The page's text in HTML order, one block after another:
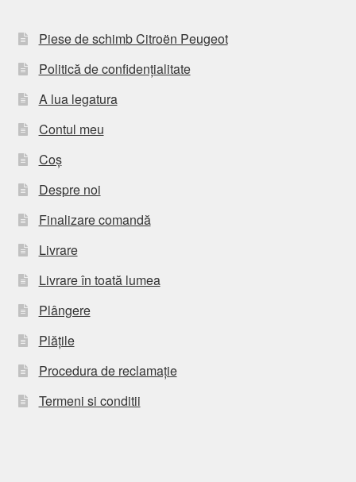
Piese de schimb Citroën Peugeot
Politică de confidențialitate
A lua legatura
Contul meu
Coș
Despre noi
Finalizare comandă
Livrare
Livrare în toată lumea
Plângere
Plățile
Procedura de reclamație
Termeni si conditii